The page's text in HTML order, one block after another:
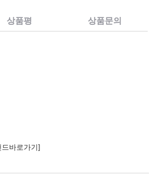
상품평 상품문의
드바로가기]